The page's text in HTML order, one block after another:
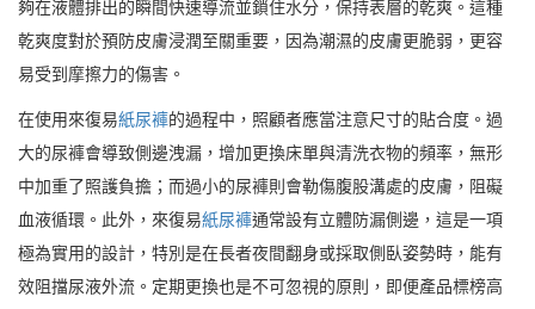
夠在液體排出的瞬間快速導流並鎖住水分，保持表層的乾爽。這種
乾爽度對於預防皮膚浸潤至關重要，因為潮濕的皮膚更脆弱，更容
易受到摩擦力的傷害。
在使用來復易紙尿褲的過程中，照顧者應當注意尺寸的貼合度。過
大的尿褲會導致側邊洩漏，增加更換床單與清洗衣物的頻率，無形
中加重了照護負擔；而過小的尿褲則會勒傷腹股溝處的皮膚，阻礙
血液循環。此外，來復易紙尿褲通常設有立體防漏側邊，這是一項
極為實用的設計，特別是在長者夜間翻身或採取側臥姿勢時，能有
效阻擋尿液外流。定期更換也是不可忽視的原則，即便產品標榜高